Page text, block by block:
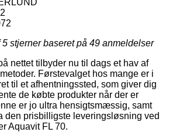
5 stjerner baseret på 49 anmeldelser
nettet tilbyder nu til dags et hav af
Førstevalget hos mange er i
til et afhentningssted, som giver dig
de købte produkter når der er
er jo ultra hensigtsmæssig, samt
den prisbilligste leveringsløsning ved
Aquavit FL 70.